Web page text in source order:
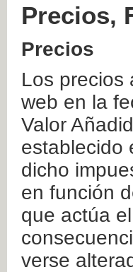
Precios,
Precios
Los precios
web en la
Valor
establecido
dicho
en función
que actúa
verse